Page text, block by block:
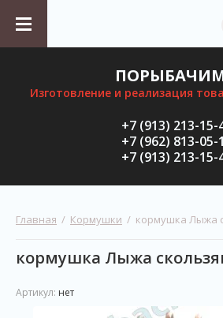
Изготовление и реализация
+7 (913) 213-15-
+7 (962) 813-05-
+7 (913) 213-15-
Главная
  /
Кормушки
/  кормушка Лыжа
кормушка Лыжа
Артикул: нет